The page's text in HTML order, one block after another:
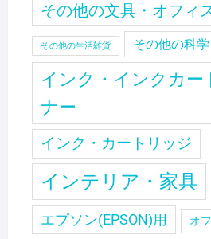
その他の文具・オフィ
その他の生活雑貨 その他の科
インク・インクカー
ナー
インク・カートリッジ
インテリア・家具
エプソン(EPSON)用 オ